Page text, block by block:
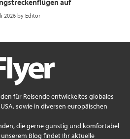
auf
2026 by Editor
für Reisende entwickeltes globales
sowie in diversen europäischen
die gerne günstig und komfortabel
Blog findet Ihr aktuelle